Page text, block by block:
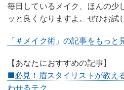
毎日しているメイク、ほんの少
ッと良くなりますよ。ぜひお試
「＃メイク術」の記事をもっと
【あなたにおすすめの記事】
■必見！眉スタイリストが教え
わせるテク